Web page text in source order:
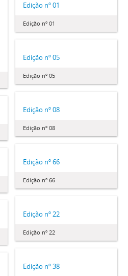
Edição nº 01
Edição nº 01
Edição nº 05
Edição nº 05
Edição nº 08
Edição nº 08
Edição nº 66
Edição nº 66
Edição nº 22
Edição nº 22
Edição nº 38